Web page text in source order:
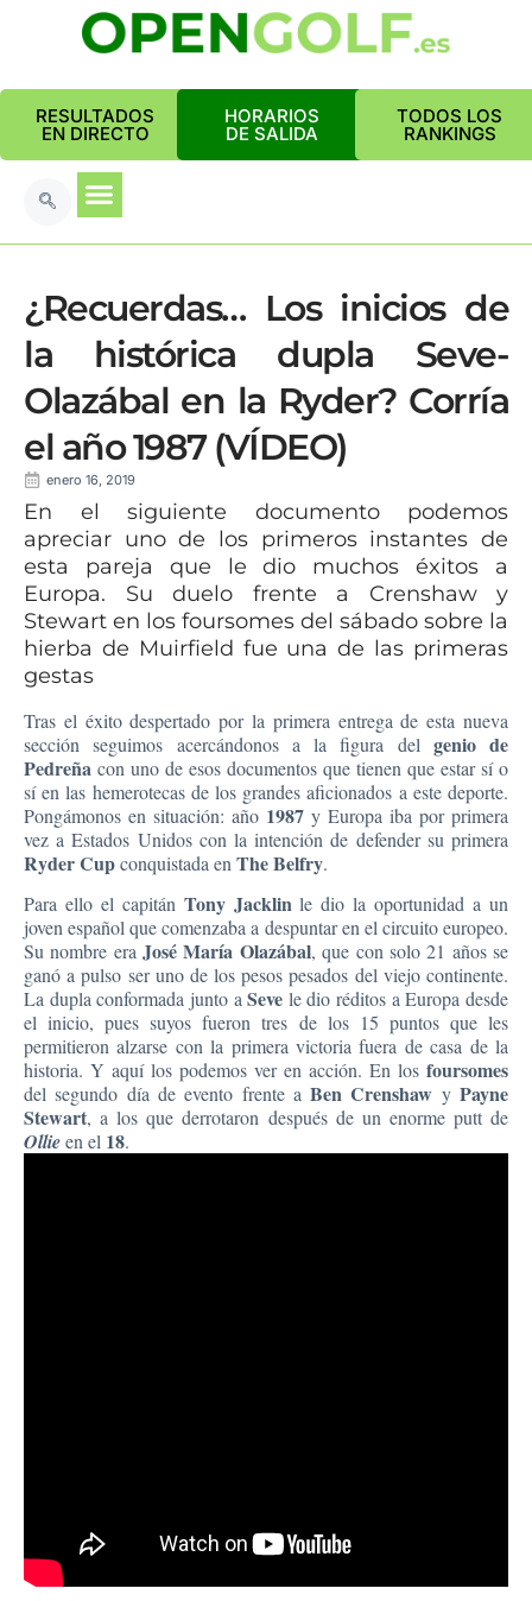
RESULTADOS
EN DIRECTO
HORARIOS
DE SALIDA
TODOS LOS
RANKINGS
¿Recuerdas… Los inicios de
la histórica dupla Seve-
Olazábal en la Ryder? Corría
el año 1987 (VÍDEO)
enero 16, 2019
En el siguiente documento podemos
apreciar uno de los primeros instantes de
esta pareja que le dio muchos éxitos a
Europa. Su duelo frente a Crenshaw y
Stewart en los foursomes del sábado sobre la
hierba de Muirfield fue una de las primeras
gestas
Tras el éxito despertado por la primera entrega de esta nueva
sección seguimos acercándonos a la figura del genio de
Pedreña con uno de esos documentos que tienen que estar sí o
sí en las hemerotecas de los grandes aficionados a este deporte.
Pongámonos en situación: año 1987 y Europa iba por primera
vez a Estados Unidos con la intención de defender su primera
Ryder Cupconquistada en The Belfry.
Para ello el capitán Tony Jacklinle dio la oportunidad a un
joven español que comenzaba a despuntar en el circuito europeo.
Su nombre eraJosé María Olazábal, que con solo 21 años se
ganó a pulso ser uno de los pesos pesados del viejo continente.
La dupla conformada junto aSeve le dio réditos a Europa desde
el inicio, pues suyos fueron tres de los 15 puntos que les
permitieron alzarse con la primera victoria fuera de casa de la
historia. Y aquí los podemos ver en acción. En los foursomes
del segundo día de evento frente aBen Crenshaw yPayne
Stewart, a los que derrotaron después de un enorme putt de
Ollieen el 18.